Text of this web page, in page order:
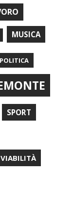
MUSICA
POLITICA
SPORT
VIABILITÀ